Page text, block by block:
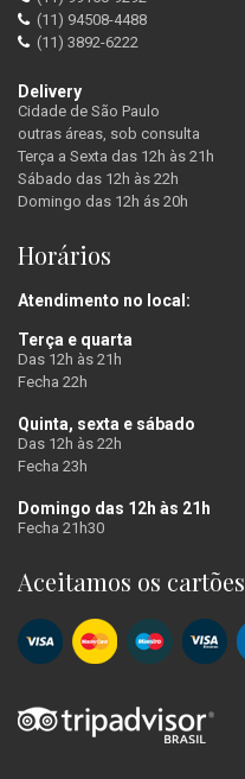
(11) 94508-4488
(11) 3892-6222
Delivery
Cidade de São Paulo
outras áreas, sob consulta
Terça a Sexta das 12h às 21h
Sábado das 12h às 22h
Domingo das 12h ás 20h
Horários
Atendimento no local:
Terça e quarta
Das 12h às 21h
Fecha 22h
Quinta, sexta e sábado
Das 12h às 22h
Fecha 23h
Domingo das 12h às 21h
Fecha 21h30
Aceitamos os cartões